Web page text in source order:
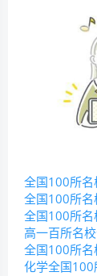
全国100所名
全国100所名
全国100所
高一百所名
全国100所名
化学全国100